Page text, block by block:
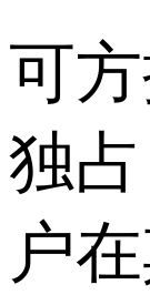
可
独
户